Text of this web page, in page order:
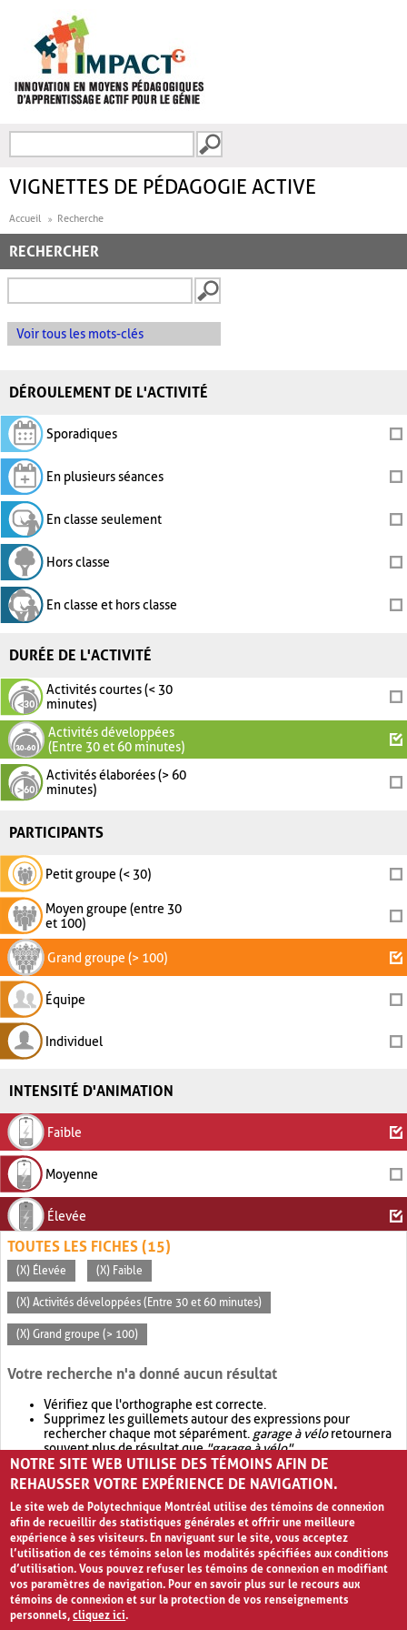
FORMULAIRE DE
VIGNETTES DE PÉDAGOGIE ACTIVE
Accueil Recherche
RECHERCHER
Voir tous les mots-clés
DÉROULEMENT DE L'ACTIVITÉ
Sporadiques
En plusieurs séances
En classe seulement
Hors classe
En classe et hors classe
DURÉE DE L'ACTIVITÉ
Activités courtes (< 30
minutes)
Activités développées
(Entre 30 et 60 minutes)
Activités élaborées (> 60
minutes)
PARTICIPANTS
Petit groupe (< 30)
Moyen groupe (entre 30
et 100)
Grand groupe (> 100)
Équipe
Individuel
INTENSITÉ D'ANIMATION
Faible
Moyenne
Élevée
TOUTES LES FICHES (15)
(X) Élevée (X) Faible
(X) Activités développées (Entre 30 et 60 minutes)
(X) Grand groupe (> 100)
Votre recherche n'a donné aucun résultat
Vérifiez que l'orthographe est correcte.
Supprimez les guillemets autour des expressions pour
rechercher chaque mot séparément. garage à véloretournera
souvent plus de résultat que"garage à vélo".
Envisagez d'élargir votre recherche avec OR.garage OR vélo
retournera souvent plus de résultat quegarage à vélo
NOTRE SITE WEB UTILISE DES TÉMOINS AFIN DE
REHAUSSER VOTRE EXPÉRIENCE DE NAVIGATION.
Le site web de Polytechnique Montréal utilise des témoins de connexion
afin de recueillir des statistiques générales et offrir une meilleure
expérience à ses visiteurs. En naviguant sur le site, vous acceptez
l’utilisation de ces témoins selon les modalités spécifiées aux conditions
d’utilisation. Vous pouvez refuser les témoins de connexion en modifiant
vos paramètres de navigation. Pour en savoir plus sur le recours aux
témoins de connexion et sur la protection de vos renseignements
personnels,cliquez ici.